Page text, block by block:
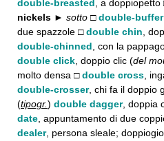
double-breasted , a doppiopetto
nickels ► sotto □ double-
due spazzole □double chin ,
double-chinned , con la
double click , doppio clic (del
molto densa □double cross ,
double-crosser, chi fa il doppio
(tipogr.) double dagger, doppia
date , appuntamento di due
dealer, persona sleale;